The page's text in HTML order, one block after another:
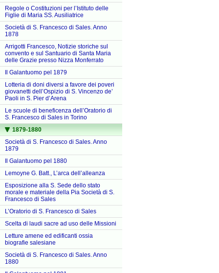
Regole o Costituzioni per l’Istituto delle
Figlie di Maria SS. Ausiliatrice
Società di S. Francesco di Sales. Anno
1878
Arrigotti Francesco, Notizie storiche sul
convento e sul Santuario di Santa Maria
delle Grazie presso Nizza Monferrato
Il Galantuomo pel 1879
Lotteria di doni diversi a favore dei poveri
giovanetti dell’Ospizio di S. Vincenzo de’
Paoli in S. Pier d’Arena
Le scuole di beneficenza dell’Oratorio di
S. Francesco di Sales in Torino
1879-1880
Società di S. Francesco di Sales. Anno
1879
Il Galantuomo pel 1880
Lemoyne G. Batt., L’arca dell’alleanza
Esposizione alla S. Sede dello stato
morale e materiale della Pia Società di S.
Francesco di Sales
L’Oratorio di S. Francesco di Sales
Scelta di laudi sacre ad uso delle Missioni
Letture amene ed edificanti ossia
biografie salesiane
Società di S. Francesco di Sales. Anno
1880